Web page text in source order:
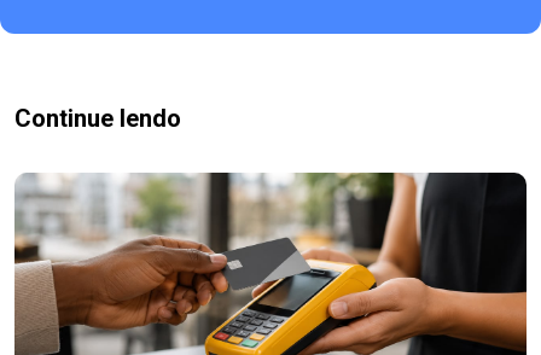
Continue lendo